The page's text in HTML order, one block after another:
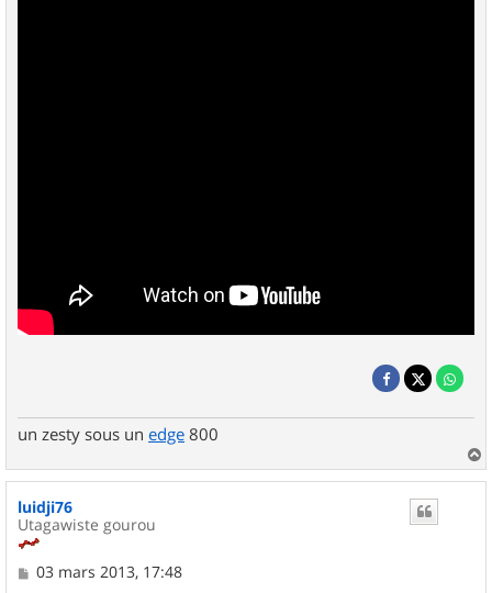
un zesty sous un edge 800
a
u
luidji76
Utagawiste gourou
M
03 mars 2013, 17:48